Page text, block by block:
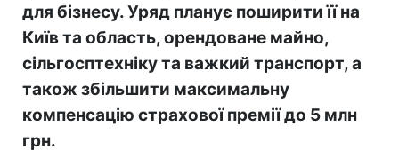
для бізнесу. Уряд планує поширити її на
Київ та область, орендоване майно,
сільгосптехніку та важкий транспорт, а
також збільшити максимальну
компенсацію страхової премії до 5 млн
грн.